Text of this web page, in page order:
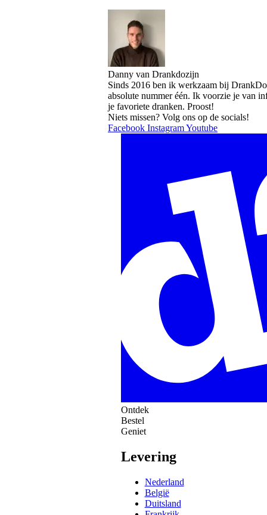
Danny van Drankdozijn
Sinds 2016 ben ik werkzaam bij
absolute nummer één. Ik voorzie je van
je favoriete dranken. Proost!
Niets missen? Volg ons op de socials!
Facebook InstagramYoutube
Ontdek
Bestel
Geniet
Levering
Nederland
België
Duitsland